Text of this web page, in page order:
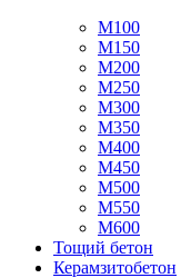
М100
М150
М200
М250
М300
М350
М400
М450
М500
М550
М600
Тощий бетон
Керамзитобетон